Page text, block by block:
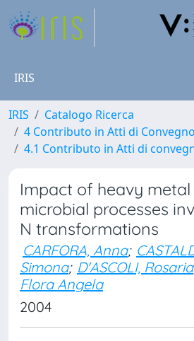
IRIS
IRIS
Catalogo Ricerca
4 Contributo in Atti di
4.1 Contributo in Atti di
Impact of heavy
microbial processes
N transformations
CARFORA, Anna;
Simona; D'ASCOLI, Rosaria
Flora Angela
2004